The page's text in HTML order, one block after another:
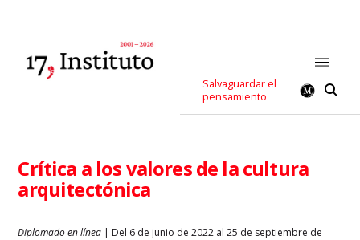
Salvaguardar el
pensamiento
Crítica a los valores de la cultura
arquitectónica
Diplomado en línea | Del 6 de junio de 2022 al 25 de septiembre de